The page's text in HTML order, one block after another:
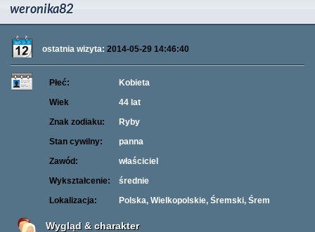
weronika82
ostatnia wizyta: 2014-05-29 14:46:40
Płeć:
Kobieta
Wiek
44 lat
Znak zodiaku:
Ryby
Stan cywilny:
panna
Zawód:
właściciel
Wykształcenie:
średnie
Lokalizacja:
Polska, Wielkopolskie, Śremski, Śrem
Wygląd & charakter